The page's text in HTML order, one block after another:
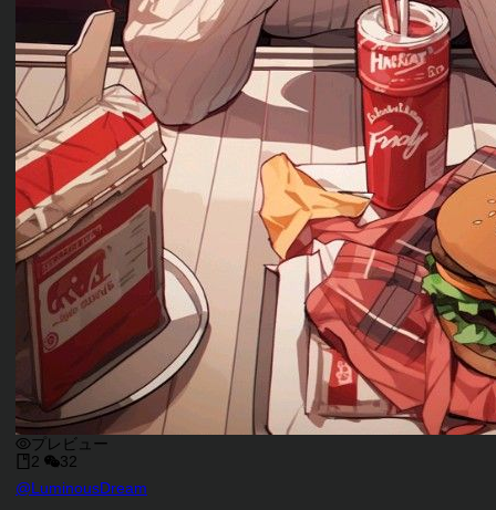
プレビュー
2
32
キャラクタークリエイター
@LuminousDream